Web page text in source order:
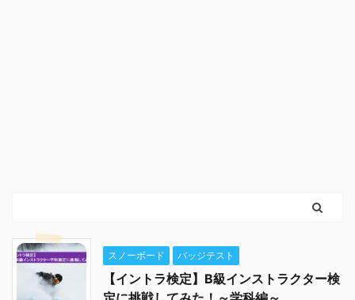
スノーボード バッジテスト
【イントラ検定】B級インストラクター検